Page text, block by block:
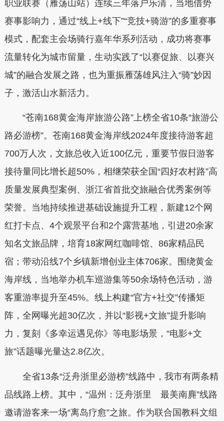
职业联赛（雁荡山站）连续三年落户乐清，当地借势
赛事影响力，通过“线上+线下”“竞技+骑游”的多重赛事
模式，配套主会场骑行嘉年华系列活动，成功将赛事
流量转化为城市留量，生动实践了“以赛促旅、以赛兴
城”的融合发展之路，也为重振雁荡雄风注入“骑”妙因
子，激活山水新活力。
“苍南168黄金海岸旅游公路”上榜全省10条“旅游公
路必游榜”。苍南168黄金海岸线2024年度接待游客超
700万人次，文旅总收入近100亿元，重要节假日游客
接待量同比增长超50%，相继荣获全国“四好农村路”高
质量发展典型案例、浙江省首批交旅融合优秀案例等
荣誉。当地持续推进基础设施提升工程，新建12个网
红打卡点、4个观景平台和2个露营基地，引进20余家
知名文旅品牌，培育18家网红咖啡馆、86家精品民
宿；带动沿线7个乡镇新增创业主体706家。围绕黄金
海岸线，当地举办机车巡游集等50余场特色活动，游
客重游率提升至45%。线上构建“官方+社交”传播矩
阵，全网曝光超30亿次，并以“影视+文旅”提升影响
力，复刻《多幸运遇见你》等电影场景，“电影+文
旅”话题曝光量达2.8亿次。
全省13条“泛舟浙里必游榜”线路中，我市有两条精
品线路上榜。其中，“温州：泛舟浙里 最美南麂”线路
邀请游客来一场“离岛疗愈”之旅。作为联合国教科文组